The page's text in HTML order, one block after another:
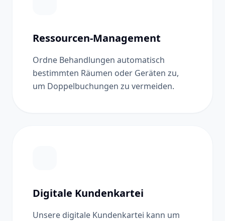
Ressourcen-Management
Ordne Behandlungen automatisch
bestimmten Räumen oder Geräten zu,
um Doppelbuchungen zu vermeiden.
Digitale Kundenkartei
Unsere digitale Kundenkartei kann um